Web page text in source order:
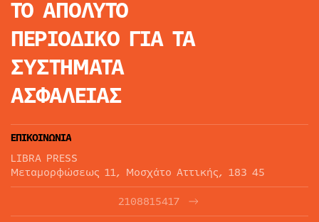
ΤΟ ΑΠΟΛΥΤΟ
ΠΕΡΙΟΔΙΚΟ ΓΙΑ ΤΑ
ΣΥΣΤΗΜΑΤΑ
ΑΣΦΑΛΕΙΑΣ
ΕΠΙΚΟΙΝΩΝΙΑ
LIBRA PRESS
Μεταμορφώσεως 11, Μοσχάτο Αττικής, 183 45
2108815417